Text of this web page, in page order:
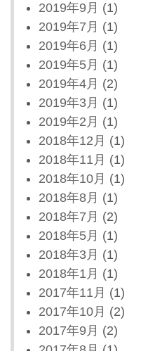
2019年9月 (1)
2019年7月 (1)
2019年6月 (1)
2019年5月 (1)
2019年4月 (2)
2019年3月 (1)
2019年2月 (1)
2018年12月 (1)
2018年11月 (1)
2018年10月 (1)
2018年8月 (1)
2018年7月 (2)
2018年5月 (1)
2018年3月 (1)
2018年1月 (1)
2017年11月 (1)
2017年10月 (2)
2017年9月 (2)